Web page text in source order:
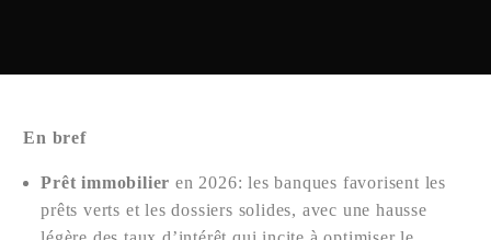
En bref
Prêt immobilier en 2026: les banques favorisent les
prêts verts et les dossiers solides, avec une hausse